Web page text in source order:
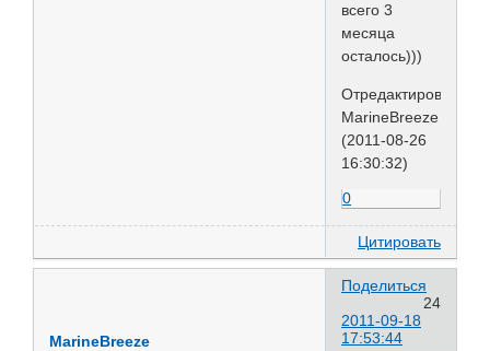
всего 3
месяца
осталось)))
Отредактировано
MarineBreeze
(2011-08-26
16:30:32)
0
Цитировать
Поделиться
24
2011-09-18
17:53:44
MarineBreeze